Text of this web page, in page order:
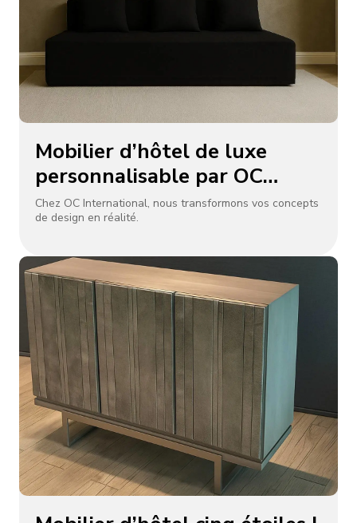
Mobilier d’hôtel de luxe
personnalisable par OC
International
Chez OC International, nous transformons vos concepts
de design en réalité.